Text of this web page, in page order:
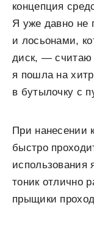
концепция
Я уже давно не
и лосьонами,
диск, — считаю
я пошла на
в бутылочку с
При нанесении
быстро
использования
тоник отлично
прыщики